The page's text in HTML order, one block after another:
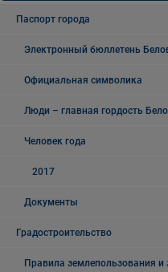
Паспорт города
Электронный бюллетень
Официальная символика
Люди – главная гордость
Человек года
2017
Документы
Градостроительство
Правила землепользования и